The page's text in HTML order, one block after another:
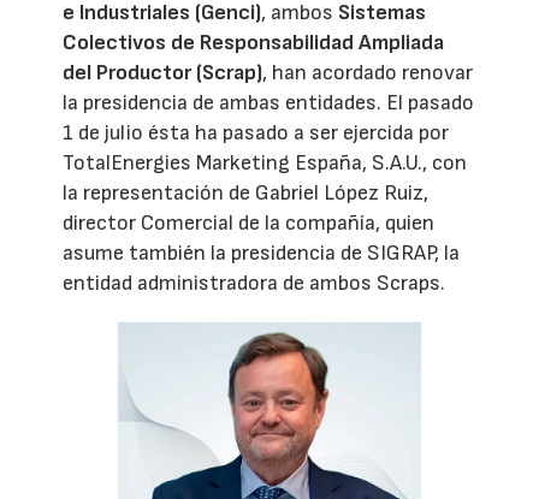
e Industriales (Genci), ambos Sistemas
Colectivos de Responsabilidad Ampliada
del Productor (Scrap), han acordado renovar
la presidencia de ambas entidades. El pasado
1 de julio ésta ha pasado a ser ejercida por
TotalEnergies Marketing España, S.A.U., con
la representación de Gabriel López Ruiz,
director Comercial de la compañía, quien
asume también la presidencia de SIGRAP, la
entidad administradora de ambos Scraps.